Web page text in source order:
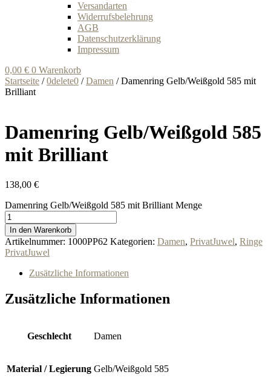
Versandarten
Widerrufsbelehrung
AGB
Datenschutzerklärung
Impressum
0,00 € 0 Warenkorb
Startseite /0delete0 /Damen / Damenring Gelb/Weißgold 585 mit
Brilliant
Damenring Gelb/Weißgold 585
mit Brilliant
138,00 €
Damenring Gelb/Weißgold 585 mit Brilliant Menge
In den Warenkorb
Artikelnummer: 1000PP62 Kategorien: Damen, PrivatJuwel, Ringe
PrivatJuwel
Zusätzliche Informationen
Zusätzliche Informationen
Geschlecht Damen
Material / Legierung Gelb/Weißgold 585